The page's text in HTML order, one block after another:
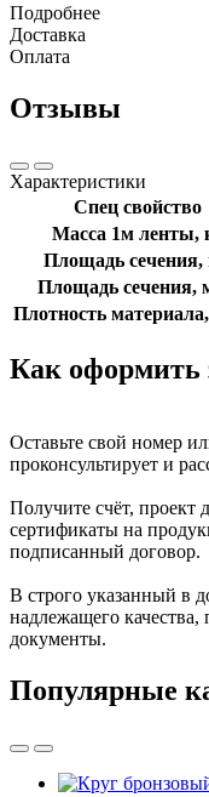
Подробнее
Доставка
Оплата
Отзывы
Характеристики
Спец свойство
Масса 1м ленты,
Площадь сечения,
Площадь сечения,
Плотность
Как оформить
Оставьте свой номер
проконсультирует и
Получите счёт, проект
сертификаты на
подписанный договор.
В строго указанный в
надлежащего
документы.
Популярные